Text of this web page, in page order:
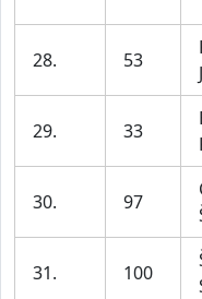
28. 53
29. 33
30. 97
31. 100